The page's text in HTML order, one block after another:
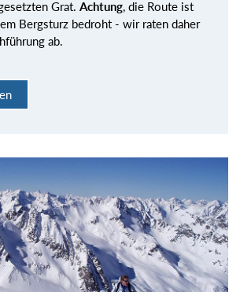
Grat. Achtung, die Route ist
Bergsturz bedroht - wir raten daher
ab.